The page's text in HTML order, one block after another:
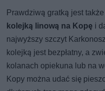
Prawdziwą gratką jest
kolejką linową na Kopę i
najwyższy szczyt
kolejką jest bezpłatny, a
kolanach opiekuna lub na
Kopy można udać się